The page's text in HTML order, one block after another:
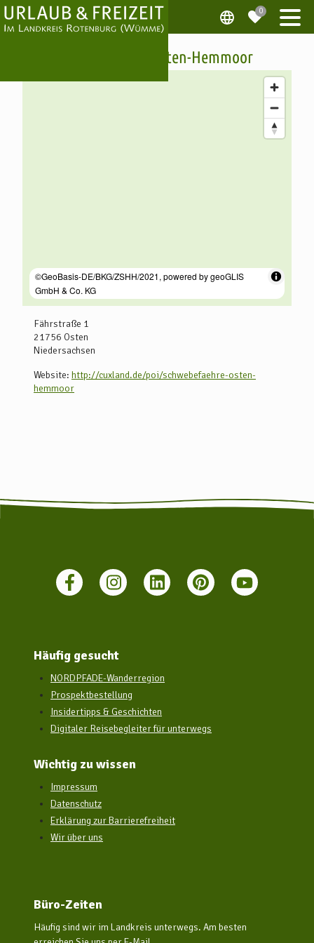
Schwebefähre Osten-Hemmoor
Fährstraße 1
21756 Osten
Niedersachsen
Website: http://cuxland.de/poi/schwebefaehre-osten-
hemmoor
Häufig gesucht
NORDPFADE-Wanderregion
Prospektbestellung
Insidertipps & Geschichten
Digitaler Reisebegleiter für unterwegs
Wichtig zu wissen
Impressum
Datenschutz
Erklärung zur Barrierefreiheit
Wir über uns
Büro-Zeiten
Häufig sind wir im Landkreis unterwegs. Am besten